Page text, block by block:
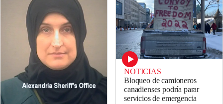
NOTICIAS
Bloqueo de camioneros
canadienses podría parar
servicios de emergencia